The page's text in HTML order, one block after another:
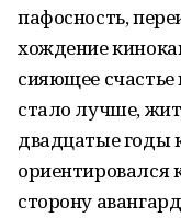
пафосность,
хождение
сияющее счастье
стало лучше,
двадцатые годы
ориентировался
сторону